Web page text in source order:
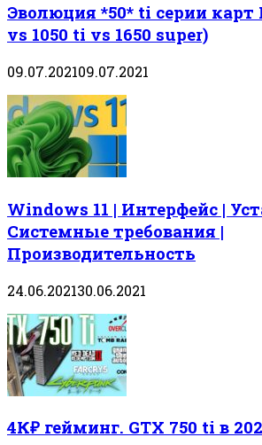
Эволюция *50* ti серии
vs 1050 ti vs 1650 super)
09.07.202109.07.2021
Windows 11 | Интерфейс |
Системные требования |
Производительность
24.06.202130.06.2021
4К₽ гейминг. GTX 750 ti в